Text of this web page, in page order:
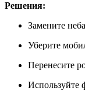
Решения:
Замените
Уберите
Перенесите
Используйте